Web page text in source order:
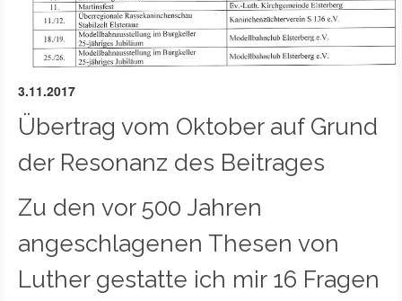
3.11.2017
Übertrag vom Oktober auf Grund
der Resonanz des Beitrages
Zu den vor 500 Jahren
angeschlagenen Thesen von
Luther gestatte ich mir 16 Fragen